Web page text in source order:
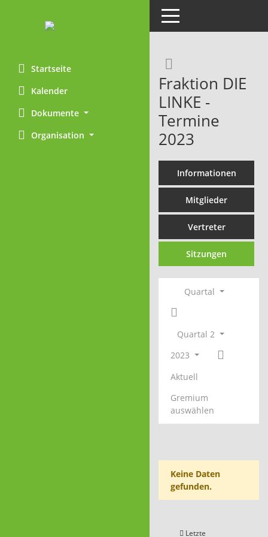
Startseite
Kalender
Dokumente
Organisation
Toggle navigation
Fraktion DIE
LINKE -
Termine
2023
Informationen
Mitglieder
Vertreter
Sitzungen
Quartal
Quartal 2
2023
Aktuell
Gremium
auswählen
Keine Daten
gefunden.
Letzte